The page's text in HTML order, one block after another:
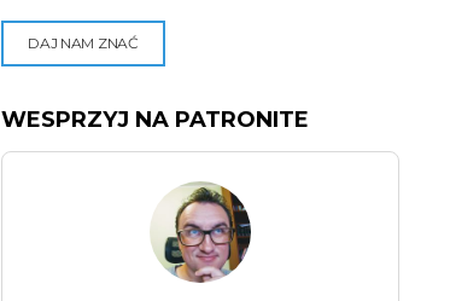
DAJ NAM ZNAĆ
WESPRZYJ NA PATRONITE